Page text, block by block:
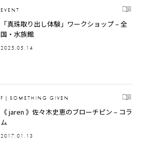
EVENT
「真珠取り出し体験」ワークショップ – 全
国・水族館
2025.05.14
F｜SOMETHING GIVEN
《 jaren 》佐々木史恵のブローチピン – コラ
ム
2017.01.13